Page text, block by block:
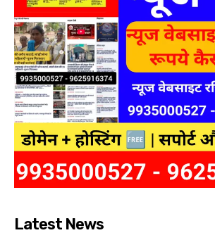
Latest News